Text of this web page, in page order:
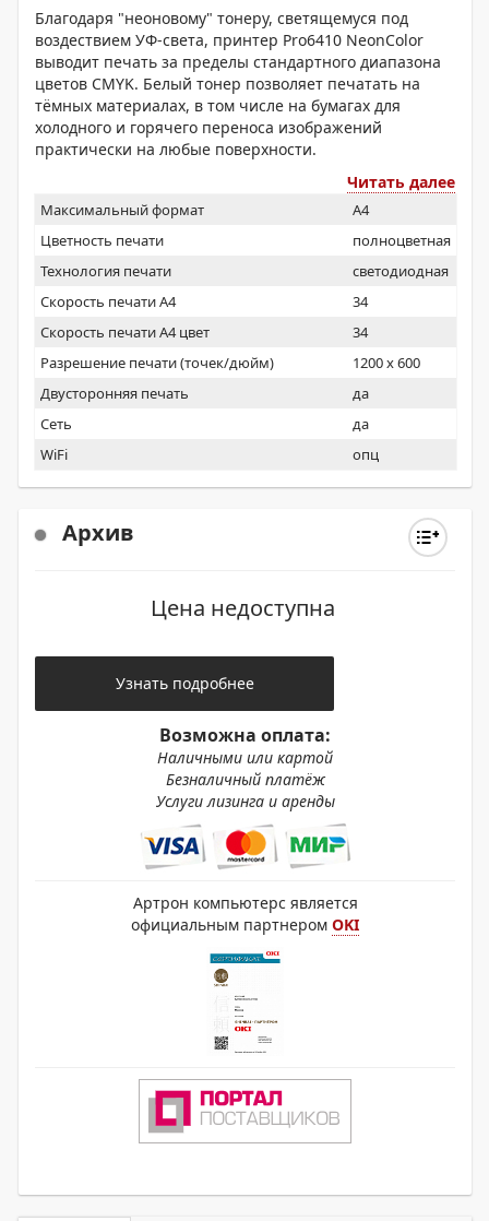
Благодаря "неоновому" тонеру, светящемуся под
воздествием УФ-света, принтер Pro6410 NeonColor
выводит печать за пределы стандартного диапазона
цветов CMYK. Белый тонер позволяет печатать на
тёмных материалах, в том числе на бумагах для
холодного и горячего переноса изображений
практически на любые поверхности.
Читать далее
Максимальный формат
A4
Цветность печати
полноцветная
Технология печати
светодиодная
Скорость печати А4
34
Скорость печати А4 цвет
34
Разрешение печати (точек/дюйм)
1200 x 600
Двусторонняя печать
да
Сеть
да
WiFi
опц
Архив
Цена недоступна
Узнать подробнее
Возможна оплата:
Наличными или картой
Безналичный платёж
Услуги лизинга и аренды
Артрон компьютерс является
официальным партнером OKI